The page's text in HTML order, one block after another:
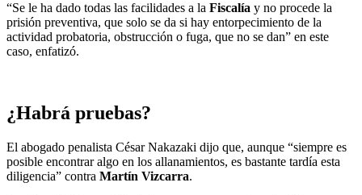
“Se le ha dado todas las facilidades a la Fiscalía y no procede la
prisión preventiva, que solo se da si hay entorpecimiento de la
actividad probatoria, obstrucción o fuga, que no se dan” en este
caso, enfatizó.
¿Habrá pruebas?
El abogado penalista César Nakazaki dijo que, aunque “siempre es
posible encontrar algo en los allanamientos, es bastante tardía esta
diligencia” contra Martín Vizcarra.